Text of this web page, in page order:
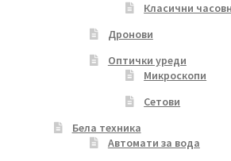
Класични
Дронови
Оптички уреди
Микроскопи
Сетови
Бела техника
Автомати за вода